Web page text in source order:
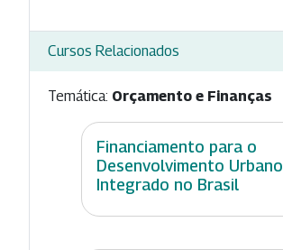
Cursos Relacionados
Temática: Orçamento e Finanças
Financiamento para o
Desenvolvimento Urbano
Integrado no Brasil